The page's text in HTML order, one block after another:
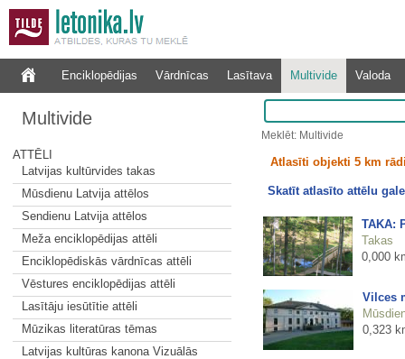
Enciklopēdijas Vārdnīcas Lasītava Multivide Valoda
Multivide
ATTĒLI
Latvijas kultūrvides takas
Mūsdienu Latvija attēlos
Sendienu Latvija attēlos
Meža enciklopēdijas attēli
Enciklopēdiskās vārdnīcas attēli
Vēstures enciklopēdijas attēli
Lasītāju iesūtītie attēli
Mūzikas literatūras tēmas
Latvijas kultūras kanona Vizuālās
Meklēt: Multivide
Atlasīti objekti 5 km
Skatīt atlasīto attēlu
TAKA:
Takas
0,000
Vilces
0,323